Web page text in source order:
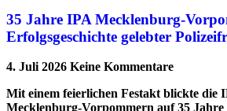
35 Jahre IPA Mecklenburg-
Erfolgsgeschichte gelebter
4. Juli 2026 Keine Kommentare
Mit einem feierlichen Festakt blickte die
Mecklenburg-Vorpommern auf 35 Jahre